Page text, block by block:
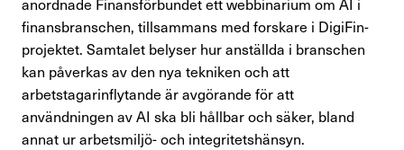
finansbranschen, tillsammans med forskare i DigiFin-
projektet. Samtalet belyser hur anställda i branschen
kan påverkas av den nya tekniken och att
arbetstagarinflytande är avgörande för att
användningen av AI ska bli hållbar och säker, bland
annat ur arbetsmiljö- och integritetshänsyn.